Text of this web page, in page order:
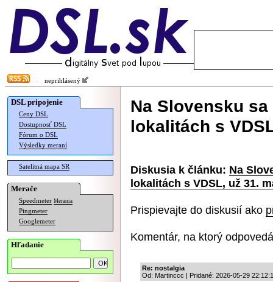
neprihlásený
DSL pripojenie
Ceny DSL
Dostupnosť DSL
Fórum o DSL
Výsledky meraní
Satelitná mapa SR
Merače
Speedmeter Merania
Pingmeter
Googlemeter
Hľadanie
Na Slovensku
lokalitách s
Diskusia k článku: Na
lokalitách s VDSL, už 31.
Prispievajte do diskusií ako
Komentár, na ktorý
Re: nostalgia
Od: Martinccc | Pridané: 2026-05-29